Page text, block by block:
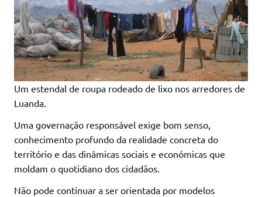
Um estendal de roupa rodeado de lixo nos arredores de
Luanda.
Uma governação responsável exige bom senso,
conhecimento profundo da realidade concreta do
território e das dinâmicas sociais e económicas que
moldam o quotidiano dos cidadãos.
Não pode continuar a ser orientada por modelos